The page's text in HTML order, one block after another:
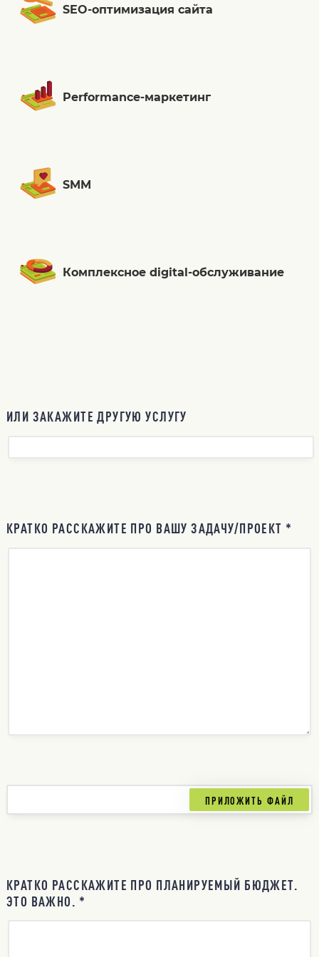
SEO-оптимизация сайта
Performance-маркетинг
SMM
Комплексное digital-обслуживание
ИЛИ ЗАКАЖИТЕ ДРУГУЮ УСЛУГУ
КРАТКО РАССКАЖИТЕ ПРО ВАШУ ЗАДАЧУ/ПРОЕКТ *
КРАТКО РАССКАЖИТЕ ПРО ПЛАНИРУЕМЫЙ БЮДЖЕТ.
ЭТО ВАЖНО. *